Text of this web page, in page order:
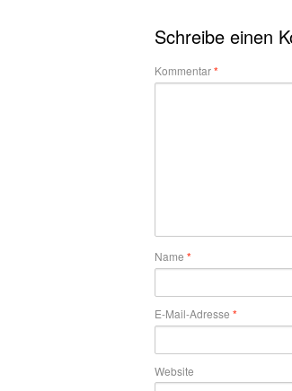
Schreibe einen
Kommentar*
Name *
E-Mail-Adresse *
Website